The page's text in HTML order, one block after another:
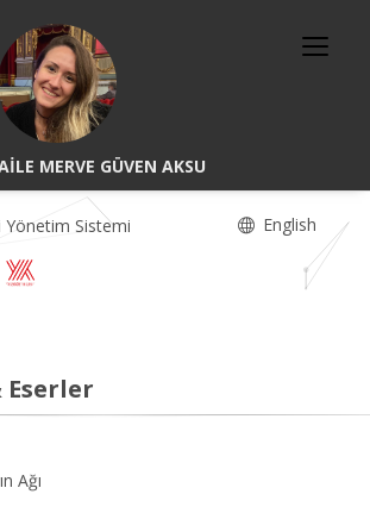
MERVE GÜVEN AKSU
Yönetim Sistemi English
Eserler
Ağı